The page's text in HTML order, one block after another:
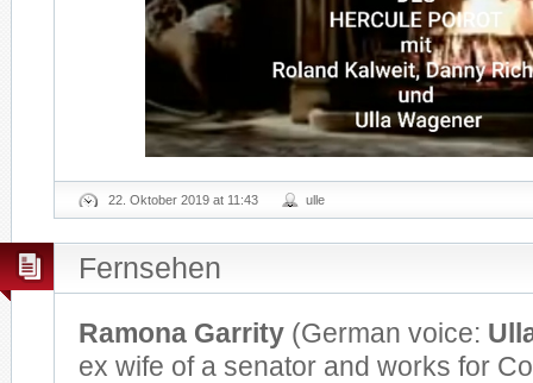
22. Oktober 2019 at 11:43 ulle
Fernsehen
Ramona Garrity (German voice:
ex wife of a senator and works for